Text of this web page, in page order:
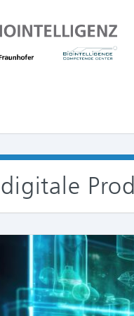
digitale